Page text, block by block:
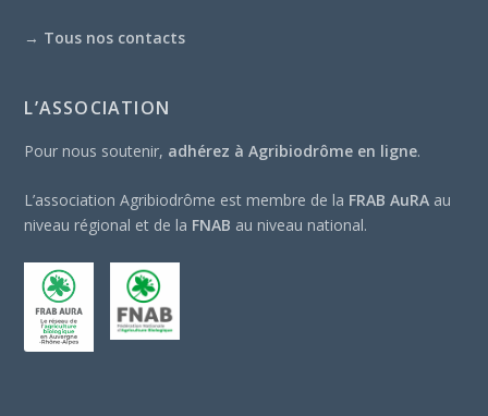
→ Tous nos contacts
L’ASSOCIATION
Pour nous soutenir, adhérez à Agribiodrôme en ligne.
L’association Agribiodrôme est membre de la FRAB AuRA au
niveau régional et de la FNAB au niveau national.